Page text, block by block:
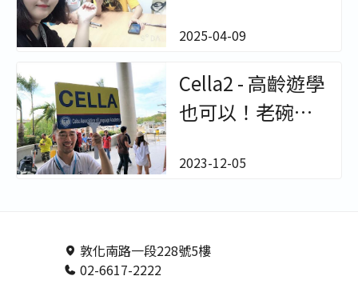
遊學學生心得】
－非凡遊學
2025-04-09
Cella2 - 高齡遊學
也可以！老碗豆
生心得】－非凡
2023-12-05
02-6617-2222
敦化南路一段228號5樓